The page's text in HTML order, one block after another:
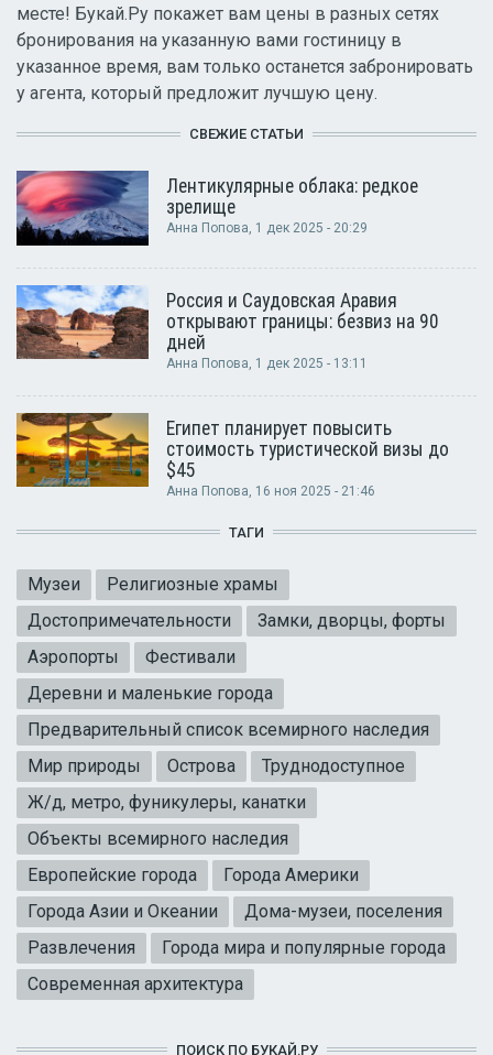
месте! Букай.Ру покажет вам цены в разных сетях
бронирования на указанную вами гостиницу в
указанное время, вам только останется забронировать
у агента, который предложит лучшую цену.
СВЕЖИЕ СТАТЬИ
Лентикулярные облака: редкое
зрелище
Анна Попова, 1 дек 2025 - 20:29
Россия и Саудовская Аравия
открывают границы: безвиз на 90
дней
Анна Попова, 1 дек 2025 - 13:11
Египет планирует повысить
стоимость туристической визы до
$45
Анна Попова, 16 ноя 2025 - 21:46
ТАГИ
Музеи
Религиозные храмы
Достопримечательности
Замки, дворцы, форты
Аэропорты
Фестивали
Деревни и маленькие города
Предварительный список всемирного наследия
Мир природы
Острова
Труднодоступное
Ж/д, метро, фуникулеры, канатки
Объекты всемирного наследия
Европейские города
Города Америки
Города Азии и Океании
Дома-музеи, поселения
Развлечения
Города мира и популярные города
Современная архитектура
ПОИСК ПО БУКАЙ.РУ